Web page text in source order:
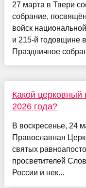
27 марта в Твери
собрание,
войск
и 215-й годовщине
Праздничное
Какой церковный
2026 года?
В воскресенье, 24
Православная
святых
просветителей
России и нек...